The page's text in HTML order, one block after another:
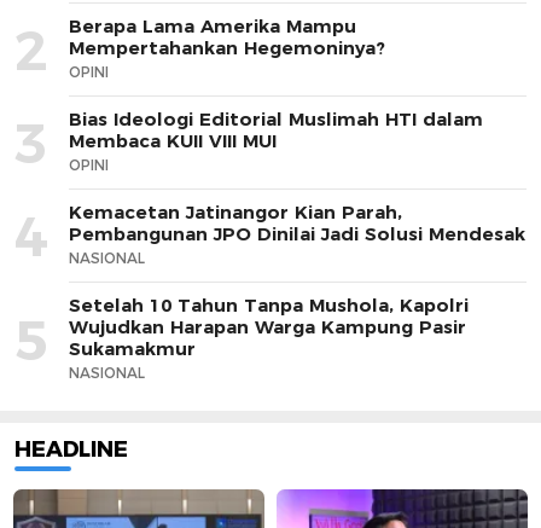
2
Berapa Lama Amerika Mampu
Mempertahankan Hegemoninya?
OPINI
3
Bias Ideologi Editorial Muslimah HTI dalam
Membaca KUII VIII MUI
OPINI
4
Kemacetan Jatinangor Kian Parah,
Pembangunan JPO Dinilai Jadi Solusi Mendesak
NASIONAL
5
Setelah 10 Tahun Tanpa Mushola, Kapolri
Wujudkan Harapan Warga Kampung Pasir
Sukamakmur
NASIONAL
HEADLINE